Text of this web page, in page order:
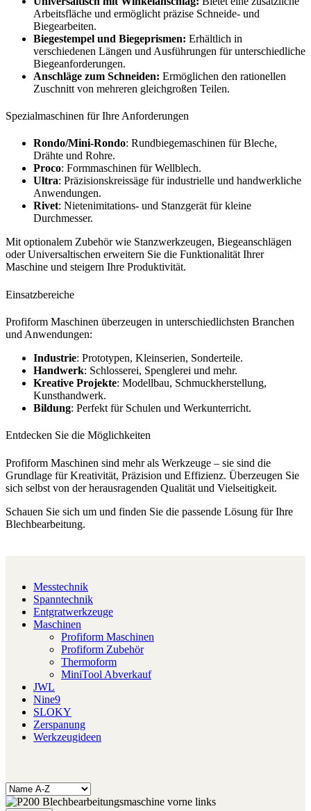
Arbeitsfläche und ermöglicht präzise Schneide- und
Biegearbeiten.
Biegestempel und Biegeprismen: Erhältlich in
verschiedenen Längen und Ausführungen für unterschiedliche
Biegeanforderungen.
Anschläge zum Schneiden: Ermöglichen den rationellen
Zuschnitt von mehreren gleichgroßen Teilen.
Spezialmaschinen für Ihre Anforderungen
Rondo/Mini-Rondo: Rundbiegemaschinen für Bleche,
Drähte und Rohre.
Proco: Formmaschinen für Wellblech.
Ultra: Präzisionskreissäge für industrielle und handwerkliche
Anwendungen.
Rivet: Nietenimitations- und Stanzgerät für kleine
Durchmesser.
Mit optionalem Zubehör wie Stanzwerkzeugen, Biegeanschlägen
oder Universaltischen erweitern Sie die Funktionalität Ihrer
Maschine und steigern Ihre Produktivität.
Einsatzbereiche
Profiform Maschinen überzeugen in unterschiedlichsten Branchen
und Anwendungen:
Industrie: Prototypen, Kleinserien, Sonderteile.
Handwerk: Schlosserei, Spenglerei und mehr.
Kreative Projekte: Modellbau, Schmuckherstellung,
Kunsthandwerk.
Bildung: Perfekt für Schulen und Werkunterricht.
Entdecken Sie die Möglichkeiten
Profiform Maschinen sind mehr als Werkzeuge – sie sind die
Grundlage für Kreativität, Präzision und Effizienz. Überzeugen Sie
sich selbst von der herausragenden Qualität und Vielseitigkeit.
Schauen Sie sich um und finden Sie die passende Lösung für Ihre
Blechbearbeitung.
Messtechnik
Spanntechnik
Entgratwerkzeuge
Maschinen
Profiform Maschinen
Profiform Zubehör
Thermoform
MiniTool Abverkauf
JWL
Nine9
SLOKY
Zerspanung
Werkzeugideen